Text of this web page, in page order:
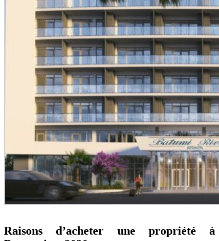
Raisons d’acheter une propriété à